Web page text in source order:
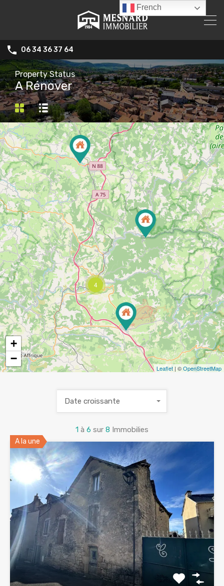
06 34 36 37 64
Property Status
A Rénover
4
+
−
Leaflet | ©OpenStreetMap
1 à 6 sur 8 Immobilies
Date croissante
A la une
French